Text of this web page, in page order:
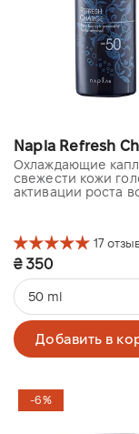
Napla Refresh
Охлаждающие
свежести кожи
активации роста
17
₴ 350
50 ml
Добавить в
-6%